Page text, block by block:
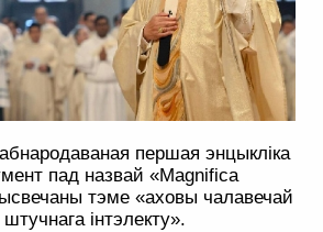
першая энцыкліка
пад назвай «Magnifica
тэме «аховы чалавечай
інтэлекту».